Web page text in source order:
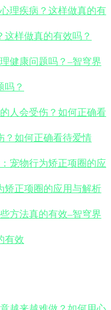
这样做真的有效吗？
吗？
？如何正确看待爱情
矫正项圈的应用与解析
有效